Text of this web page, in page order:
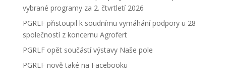
vybrané programy za 2. čtvrtletí 2026
PGRLF přistoupil k soudnímu vymáhání podpory u 28
společností z koncernu Agrofert
PGRLF opět součástí výstavy Naše pole
PGRLF nově také na Facebooku